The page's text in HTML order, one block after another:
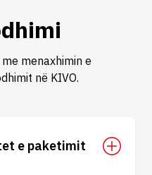
menaxhimin e
në KIVO.
e paketimit